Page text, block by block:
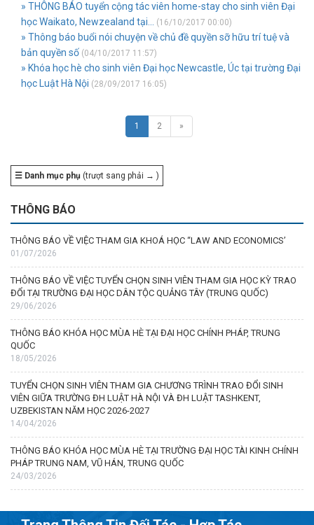
» THÔNG BÁO tuyển cộng tác viên home-stay cho sinh viên Đại
học Waikato, Newzealand tại...
(16/10/2017 00:00)
» Thông báo buổi nói chuyện về chủ đề quyền sỡ hữu trí tuệ và
bản quyền số (04/10/2017 11:57)
» Khóa học hè cho sinh viên Đại học Newcastle, Úc tại trường Đại
học Luật Hà Nội (28/09/2017 16:05)
1 2 »
☰ Danh mục phụ (trượt sang phải → )
THÔNG BÁO
THÔNG BÁO VỀ VIỆC THAM GIA KHOÁ HỌC “LAW AND ECONOMICS’
01/07/2026
THÔNG BÁO VỀ VIỆC TUYỂN CHỌN SINH VIÊN THAM GIA HỌC KỲ TRAO
ĐỔI TẠI TRƯỜNG ĐẠI HỌC DÂN TỘC QUẢNG TÂY (TRUNG QUỐC)
29/06/2026
THÔNG BÁO KHÓA HỌC MÙA HÈ TẠI ĐẠI HỌC CHÍNH PHÁP, TRUNG
QUỐC
18/05/2026
TUYỂN CHỌN SINH VIÊN THAM GIA CHƯƠNG TRÌNH TRAO ĐỔI SINH
VIÊN GIỮA TRƯỜNG ĐH LUẬT HÀ NỘI VÀ ĐH LUẬT TASHKENT,
UZBEKISTAN NĂM HỌC 2026-2027
14/04/2026
THÔNG BÁO KHÓA HỌC MÙA HÈ TẠI TRƯỜNG ĐẠI HỌC TÀI KINH CHÍNH
PHÁP TRUNG NAM, VŨ HÁN, TRUNG QUỐC
24/03/2026